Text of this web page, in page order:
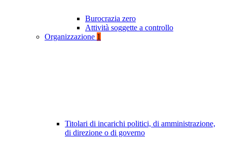
Burocrazia zero
Attività soggette a controllo
Organizzazione 1
Titolari di incarichi politici, di amministrazione,
di direzione o di governo